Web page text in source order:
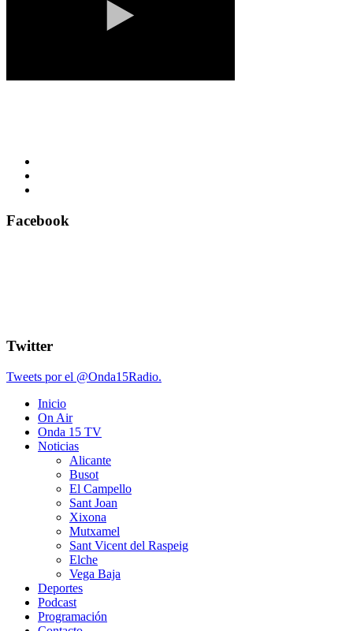
Facebook
Twitter
Tweets por el @Onda15Radio.
Inicio
On Air
Onda 15 TV
Noticias
Alicante
Busot
El Campello
Sant Joan
Xixona
Mutxamel
Sant Vicent del Raspeig
Elche
Vega Baja
Deportes
Podcast
Programación